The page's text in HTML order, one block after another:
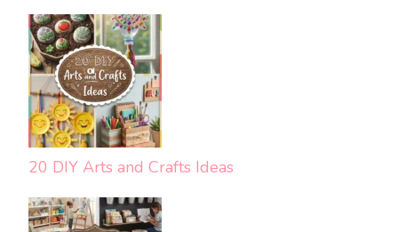
20 DIY Arts and Crafts Ideas